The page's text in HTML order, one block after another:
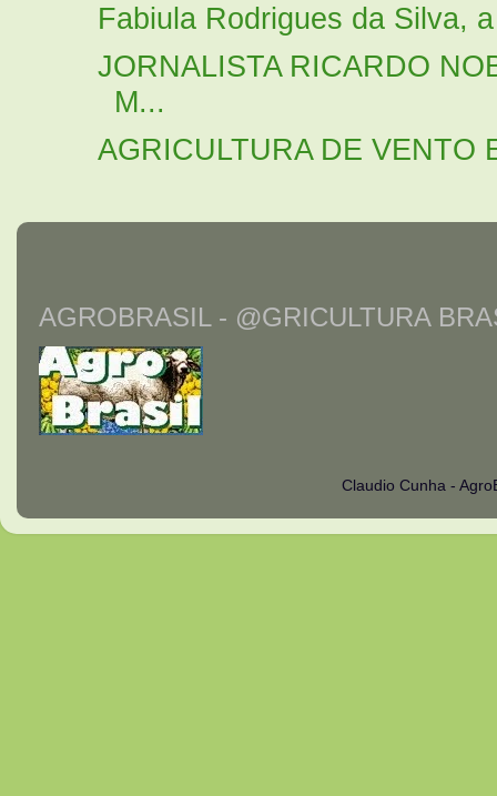
Fabiula Rodrigues da Silva,
JORNALISTA RICARDO
M...
AGRICULTURA DE VENTO
AGROBRASIL - @GRICULTURA
Claudio Cunha -